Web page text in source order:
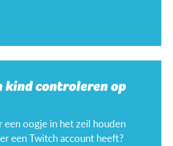
kind controleren op
een oogje in het zeil houden
een Twitch account heeft?